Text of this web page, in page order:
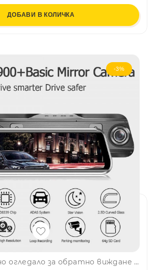
ДОБАВИ В КОЛИЧКА
-3%
Интелигентно огледало за обратно виждане с камера ,Full HD Starlight Night Vision 1080P, 9.66"